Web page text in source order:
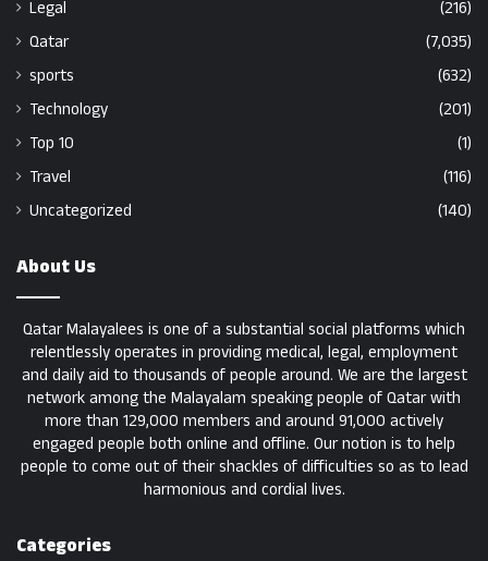
Legal
(216)
Qatar
(7,035)
sports
(632)
Technology
(201)
Top 10
(1)
Travel
(116)
Uncategorized
(140)
About Us
Qatar Malayalees is one of a substantial social platforms which
relentlessly operates in providing medical, legal, employment
and daily aid to thousands of people around. We are the largest
network among the Malayalam speaking people of Qatar with
more than 129,000 members and around 91,000 actively
engaged people both online and offline. Our notion is to help
people to come out of their shackles of difficulties so as to lead
harmonious and cordial lives.
Categories